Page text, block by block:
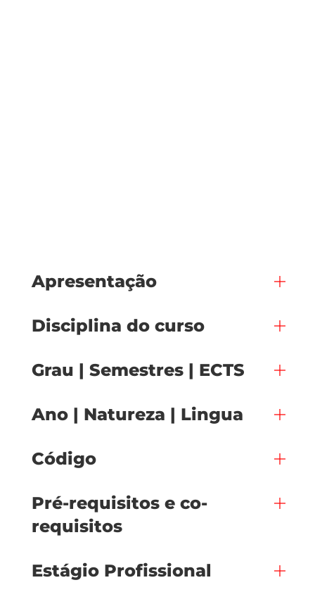
Apresentação
Disciplina do curso
Grau | Semestres | ECTS
Ano | Natureza | Lingua
Código
Pré-requisitos e co-
requisitos
Estágio Profissional